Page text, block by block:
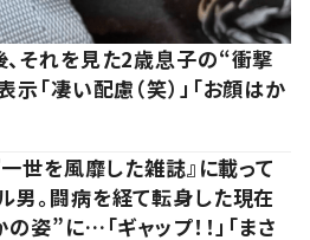
それを見た2歳息子の“衝撃
「凄い配慮（笑）」「お顔はか
世を風靡した雑誌』に載って
男。闘病を経て転身した現在
姿”に…「ギャップ！！」「まさ